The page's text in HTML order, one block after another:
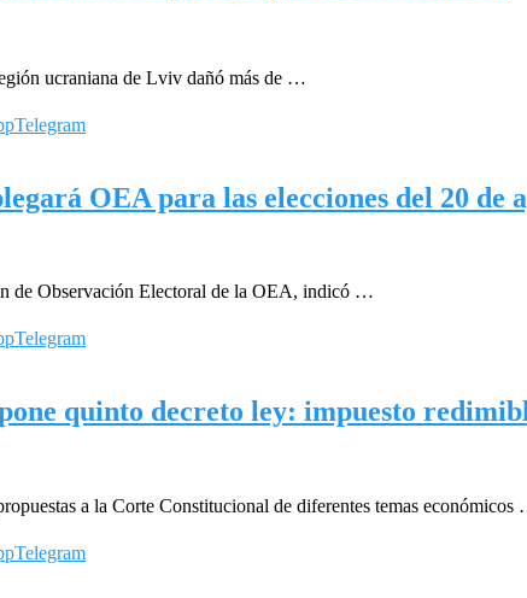
ucraniana de Lviv dañó más de …
Telegram
OEA para las elecciones del 20 de
de Observación Electoral de la OEA, indicó …
Telegram
quinto decreto ley: impuesto
a la Corte Constitucional de diferentes temas económicos
Telegram